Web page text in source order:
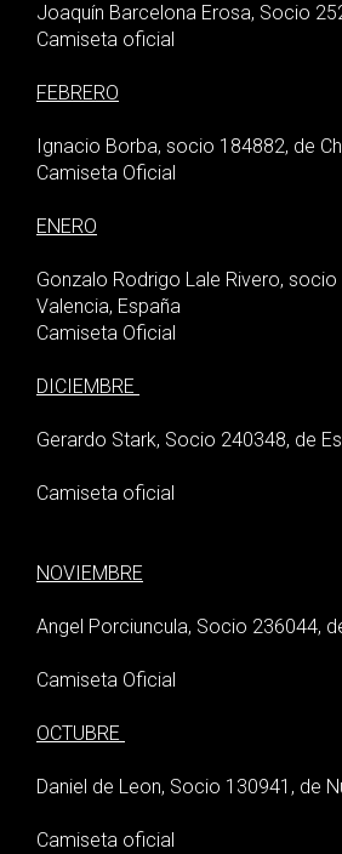
Joaquín Barcelona Erosa, Socio
Camiseta oficial
FEBRERO
Ignacio Borba, socio 184882, de
Camiseta Oficial
ENERO
Gonzalo Rodrigo Lale Rivero,
Valencia, España
Camiseta Oficial
DICIEMBRE
Gerardo Stark, Socio 240348, de
Camiseta oficial
NOVIEMBRE
Angel Porciuncula, Socio 236044,
Camiseta Oficial
OCTUBRE
Daniel de Leon, Socio 130941, de
Camiseta oficial